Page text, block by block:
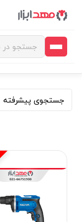
جستجوی پیشرفته